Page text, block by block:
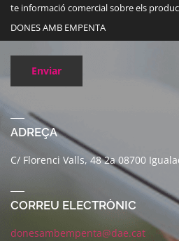
te informació comercial sobre els
DONES AMB EMPENTA
Enviar
ADREÇA
C/ Florenci Valls, 48 2a 08700
CORREU ELECTRÒNIC
donesambempenta@dae.cat